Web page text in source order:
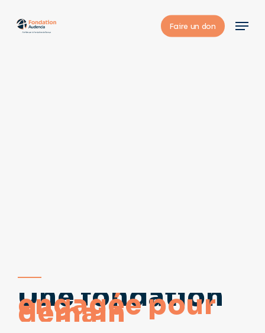
Faire un don Menu
Une fondation
engagée pour
demain